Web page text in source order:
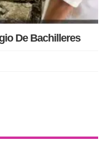
De Bachilleres